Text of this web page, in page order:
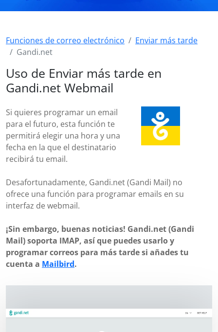
Funciones de correo electrónico
Enviar más tarde
Gandi.net
Uso de Enviar más tarde en
Gandi.net Webmail
Si quieres programar un email
para el futuro, esta función te
permitirá elegir una hora y una
fecha en la que el destinatario
recibirá tu email.
Desafortunadamente, Gandi.net (Gandi Mail) no
ofrece una función para programar emails en su
interfaz de webmail.
¡Sin embargo, buenas noticias! Gandi.net (Gandi
Mail) soporta IMAP, así que puedes usarlo y
programar correos para más tarde si añades tu
cuenta a Mailbird.